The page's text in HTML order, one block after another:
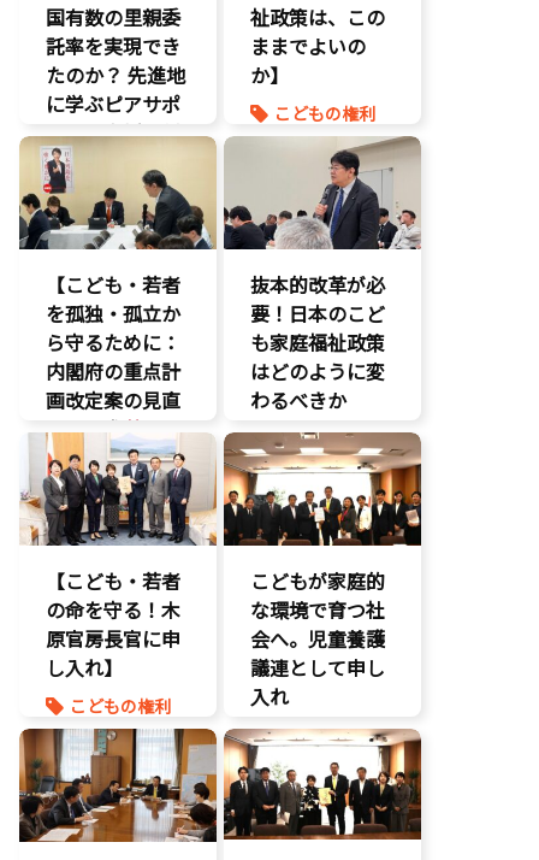
国有数の里親委
託率を実現でき
たのか？ 先進地
に学ぶピアサポ
ートと支援体制
の核心
こども政策
児童福祉法
児童虐待対策
社会的養護
養子縁組
祉政策は、この
ままでよいの
か】
こどもの権利
こども政策
命を守る
養子縁組
【こども・若者
を孤独・孤立か
ら守るために：
内閣府の重点計
画改定案の見直
しを要求
いじめ対策
こどもの権利
こども政策
不登校支援
命を守る
子育て支援拡
充
孤独孤立対策
将来不安
自民党
抜本的改革が必
要！日本のこど
も家庭福祉政策
はどのように変
わるべきか
こどもの権利
こども政策
議員連盟
障がい児者支
援
養子縁組
【こども・若者
の命を守る！木
原官房長官に申
し入れ】
こどもの権利
こども政策
命を守る
孤独孤立対策
こどもが家庭的
な環境で育つ社
会へ。児童養護
議連として申し
入れ
こども政策
児童福祉法
児童虐待対策
命を守る